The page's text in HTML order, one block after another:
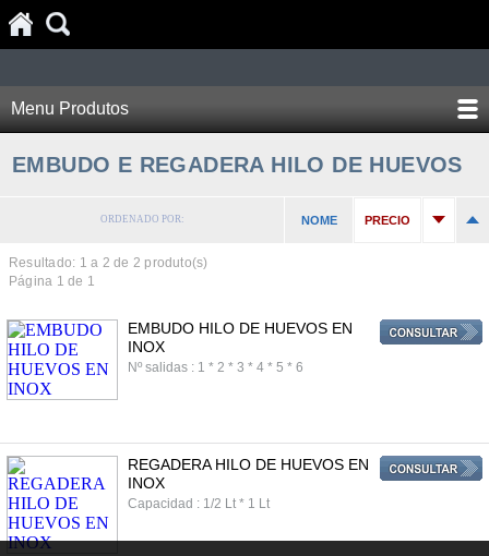
Menu Produtos
EMBUDO E REGADERA HILO DE HUEVOS
ORDENADO POR: NOME PRECIO
Resultado: 1 a 2 de 2 produto(s)
Página 1 de 1
EMBUDO HILO DE HUEVOS EN
INOX
Nº salidas : 1 * 2 * 3 * 4 * 5 * 6
REGADERA HILO DE HUEVOS EN
INOX
Capacidad : 1/2 Lt * 1 Lt